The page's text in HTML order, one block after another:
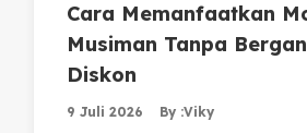
Cara Memanfaatkan
Musiman Tanpa
Diskon
9 Juli 2026 By :Viky